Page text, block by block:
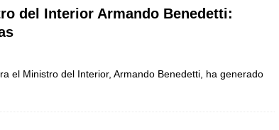
de un sastre colombiano reconocido en el mundo LO
vinculado al entramado empresarial JUDICIALES
del Interior Armando Benedetti:
el Ministro del Interior, Armando Benedetti, ha generado